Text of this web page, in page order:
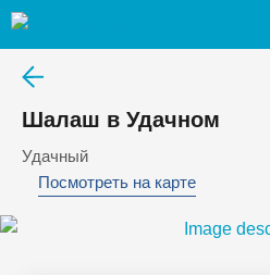
Шалаш в Удачном
Удачный
Посмотреть на карте